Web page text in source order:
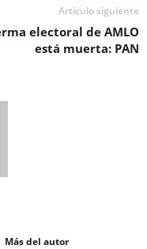
Artículo siguiente
electoral de AMLO
está muerta: PAN
Más del autor